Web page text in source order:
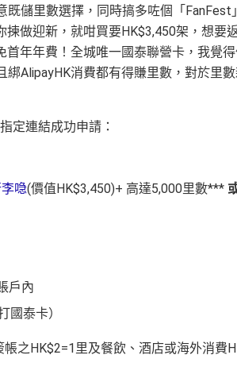
儲里數選擇，同時搞多咗個「FanFest
做迎新，就咁買要HK$3,450架，想要
年年費！全城唯一國泰聯營卡，我覺
AlipayHK消費都有得賺里數，對於里
定連結成功申請：
喼(價值HK$3,450)+ 高達5,000里數***
戶內
國泰卡）
之HK$2=1里及餐飲、酒店或海外消費